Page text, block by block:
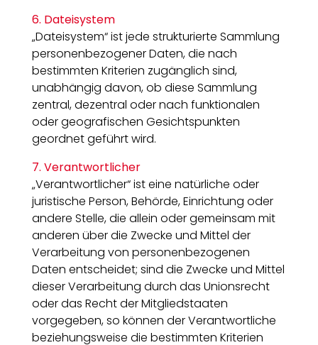
6. Dateisystem
„Dateisystem“ ist jede strukturierte Sammlung
personenbezogener Daten, die nach
bestimmten Kriterien zugänglich sind,
unabhängig davon, ob diese Sammlung
zentral, dezentral oder nach funktionalen
oder geografischen Gesichtspunkten
geordnet geführt wird.
7. Verantwortlicher
„Verantwortlicher“ ist eine natürliche oder
juristische Person, Behörde, Einrichtung oder
andere Stelle, die allein oder gemeinsam mit
anderen über die Zwecke und Mittel der
Verarbeitung von personenbezogenen
Daten entscheidet; sind die Zwecke und Mittel
dieser Verarbeitung durch das Unionsrecht
oder das Recht der Mitgliedstaaten
vorgegeben, so können der Verantwortliche
beziehungsweise die bestimmten Kriterien